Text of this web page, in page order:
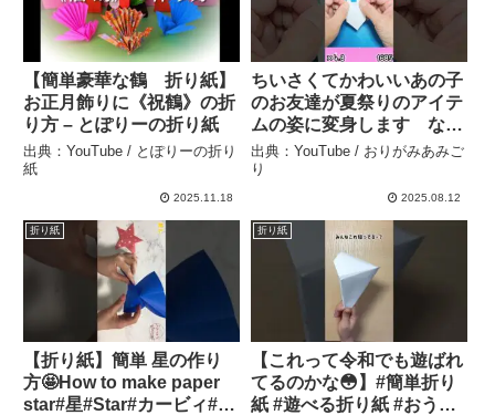
【簡単豪華な鶴 折り紙】
お正月飾りに《祝鶴》の折
り方 – とぽりーの折り紙
出典：YouTube / とぽりーの折り
紙
2025.11.18
ちいさくてかわいいあの子
のお友達が夏祭りのアイテ
ムの姿に変身します なに
を作って～その1684 ゆっ
くりの動画が欲しいときは
コメント欄で教えてくださ
– おりがみあみごり
出典：YouTube / おりがみあみご
り
2025.08.12
折り紙
【折り紙】簡単 星の作り
方🤩How to make paper
star#星#Star#カービィ#七
折り紙
【これって令和でも遊ばれ
てるのかな😳】#簡単折り
紙 #遊べる折り紙 #おうち